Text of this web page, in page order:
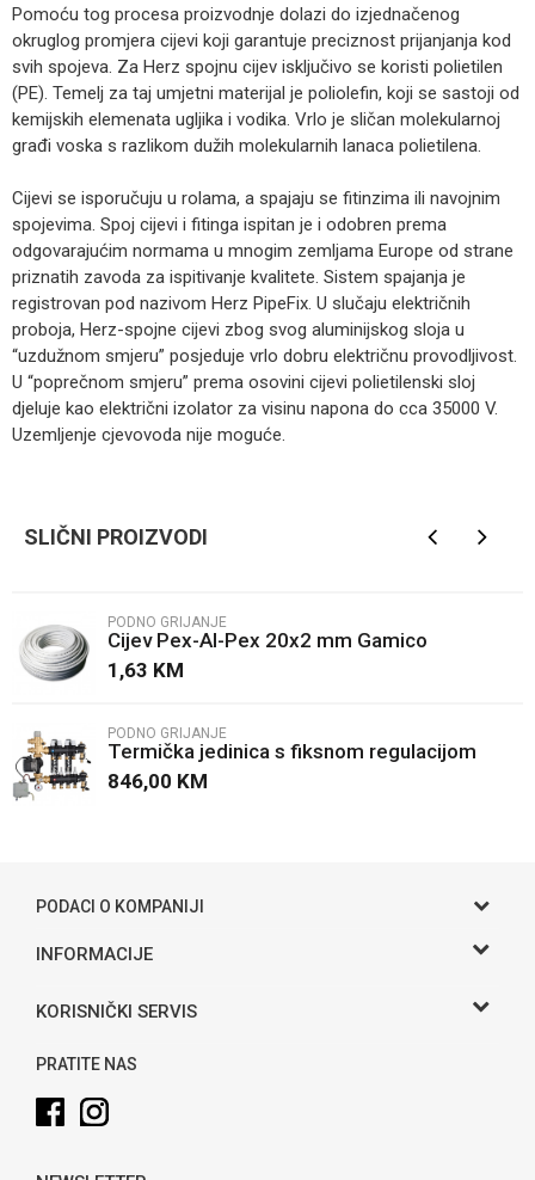
Pomoću tog procesa proizvodnje dolazi do izjednačenog
okruglog promjera cijevi koji garantuje preciznost prijanjanja kod
svih spojeva. Za Herz spojnu cijev isključivo se koristi polietilen
(PE). Temelj za taj umjetni materijal je poliolefin, koji se sastoji od
kemijskih elemenata ugljika i vodika. Vrlo je sličan molekularnoj
građi voska s razlikom dužih molekularnih lanaca polietilena.
Cijevi se isporučuju u rolama, a spajaju se fitinzima ili navojnim
spojevima. Spoj cijevi i fitinga ispitan je i odobren prema
odgovarajućim normama u mnogim zemljama Europe od strane
priznatih zavoda za ispitivanje kvalitete. Sistem spajanja je
registrovan pod nazivom Herz PipeFix. U slučaju električnih
proboja, Herz-spojne cijevi zbog svog aluminijskog sloja u
“uzdužnom smjeru” posjeduje vrlo dobru električnu provodljivost.
U “poprečnom smjeru” prema osovini cijevi polietilenski sloj
djeluje kao električni izolator za visinu napona do cca 35000 V.
Uzemljenje cjevovoda nije moguće.
Poruka
SLIČNI PROIZVODI
PODNO GRIJANJE
Cijev Pex-Al-Pex 20x2 mm Gamico
1,63 KM
PODNO GRIJANJE
Termička jedinica s fiksnom regulacijom
Caleffi
846,00 KM
PODACI O KOMPANIJI
Gama S doo
Adresa
Telefon:
Email:
INFORMACIJE
O nama
KORISNIČKI SERVIS
Uslovi korišćenja i prodaje
Kako kupiti
PRATITE NAS